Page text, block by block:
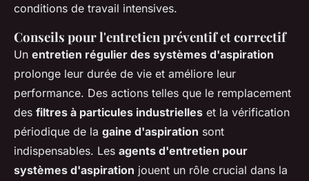
conditions de travail intensives.
Conseils pour l'entretien préventif et correctif
Un entretien régulier des systèmes d'aspiration
prolonge leur durée de vie et améliore leur
performance. Des actions telles que le remplacement
des filtres à particules industrielles et la vérification
périodique de la gaine d'aspiration sont
indispensables. Les agents d'entretien pour
systèmes d'aspiration jouent un rôle crucial dans la